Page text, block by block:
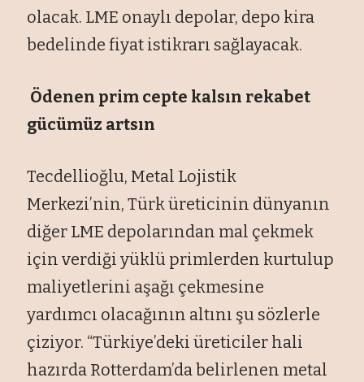
olacak. LME onaylı depolar, depo kira
bedelinde fiyat istikrarı sağlayacak.
Ödenen prim cepte kalsın rekabet
gücümüz artsın
Tecdellioğlu, Metal Lojistik
Merkezi’nin, Türk üreticinin dünyanın
diğer LME depolarından mal çekmek
için verdiği yüklü primlerden kurtulup
maliyetlerini aşağı çekmesine
yardımcı olacağının altını şu sözlerle
çiziyor. “Türkiye’deki üreticiler hali
hazırda Rotterdam’da belirlenen metal